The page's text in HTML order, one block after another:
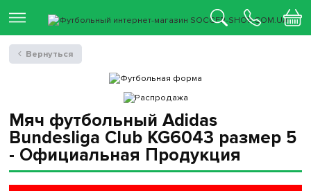
Мяч футбольный Adidas
Bundesliga Club KG6043 размер 5
- Официальная Продукция
Вернуться